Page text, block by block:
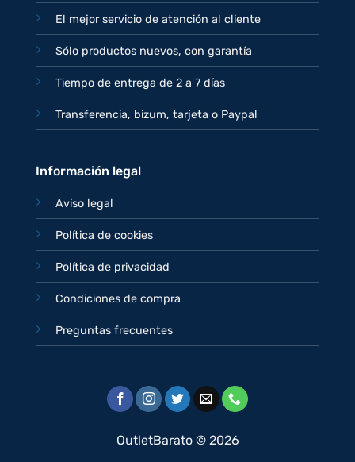
El mejor servicio de atención al cliente
Sólo productos nuevos, con garantía
Tiempo de entrega de 2 a 7 días
Transferencia, bizum, tarjeta o Paypal
Información legal
Aviso legal
Política de cookies
Política de privacidad
Condiciones de compra
Preguntas frecuentes
OutletBarato © 2026